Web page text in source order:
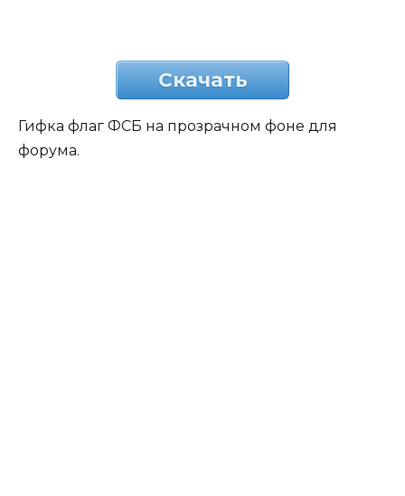
Скачать
Гифка флаг ФСБ на прозрачном фоне для
форума.